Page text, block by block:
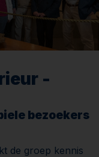
-
bezoekers
de groep kennis